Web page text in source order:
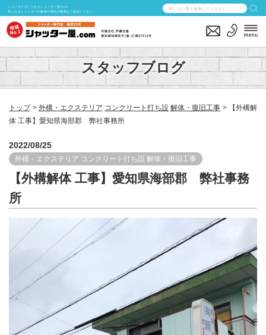
シャッターのことならシャッター屋.com
気になるシャッターの価格や商品の種類はご相談ください！
スタッフブログ
トップ 外構・エクステリア コンクリート打ち設 解体・復旧工事
【外構解
体 工事】愛知県海部郡 弊社事務所
2022/08/25
外構・エクステリア コンクリート打ち設 解体・復旧工事
【外構解体 工事】愛知県海部郡 弊社事務
所